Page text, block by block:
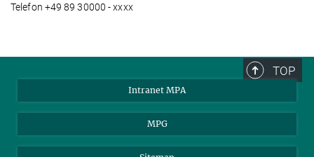
Telefon +49 89 30000 - xxxx
TOP
Intranet MPA
MPG